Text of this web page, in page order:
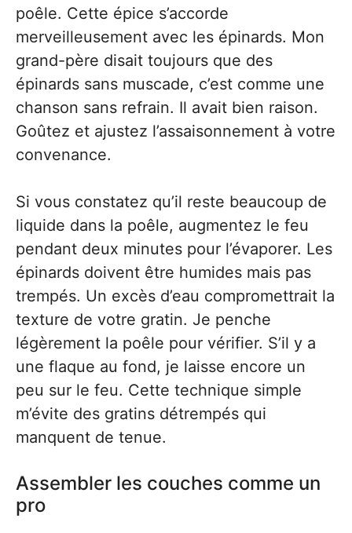
poêle. Cette épice s’accorde
merveilleusement avec les épinards. Mon
grand-père disait toujours que des
épinards sans muscade, c’est comme une
chanson sans refrain. Il avait bien raison.
Goûtez et ajustez l’assaisonnement à votre
convenance.
Si vous constatez qu’il reste beaucoup de
liquide dans la poêle, augmentez le feu
pendant deux minutes pour l’évaporer. Les
épinards doivent être humides mais pas
trempés. Un excès d’eau compromettrait la
texture de votre gratin. Je penche
légèrement la poêle pour vérifier. S’il y a
une flaque au fond, je laisse encore un
peu sur le feu. Cette technique simple
m’évite des gratins détrempés qui
manquent de tenue.
Assembler les couches comme un
pro